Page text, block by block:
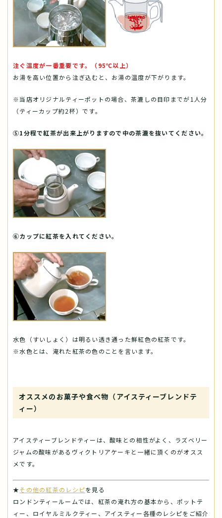
注ぐ温度が一番重要です。（95℃以上）
お湯を高い位置から注ぎ込むと、お湯の温度が下がります。
※当店オリジナルティーポットの場合、茶漉しの目印までが1人分
（ティーカップ約2杯）です。
⑤1分程で紅茶が出来上がりますので中の茶漉を抜いてください。
⑥カップに紅茶を入れてください。
水色（すいしょく）は明るい透き通った鮮紅色の紅茶です。
※水色とは、淹れた紅茶の色のことを言います。
オススメのお菓子や食べ物（アイスティーブレンドテ
ィー）
アイスティーブレンドティーは、酸味との相性がよく、ラズベリー
ジャムの酸味があるヴィクトリアケーキと一緒に頂くのがオスス
メです。
★その他の紅茶のレシピを見る
ロンドンティールームでは、紅茶の淹れ方の基本から、ポットテ
ィー、ロイヤルミルクティー、アイスティー各種のレシピをご紹介